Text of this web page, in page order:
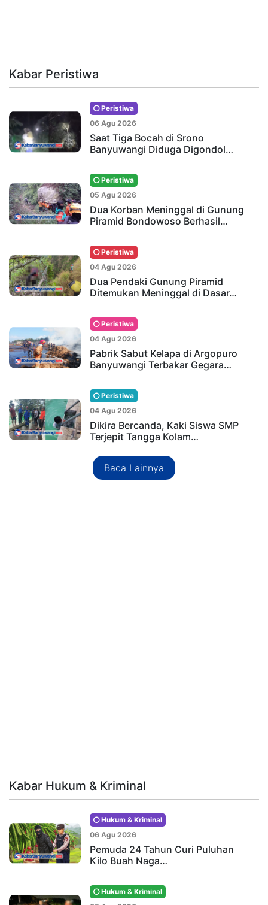
Kabar Peristiwa
Peristiwa
06 Agu 2026
Saat Tiga Bocah di Srono
Banyuwangi Diduga Digondol…
Peristiwa
05 Agu 2026
Dua Korban Meninggal di Gunung
Piramid Bondowoso Berhasil…
Peristiwa
04 Agu 2026
Dua Pendaki Gunung Piramid
Ditemukan Meninggal di Dasar…
Peristiwa
04 Agu 2026
Pabrik Sabut Kelapa di Argopuro
Banyuwangi Terbakar Gegara…
Peristiwa
04 Agu 2026
Dikira Bercanda, Kaki Siswa SMP
Terjepit Tangga Kolam…
Baca Lainnya
Kabar Hukum & Kriminal
Hukum & Kriminal
06 Agu 2026
Pemuda 24 Tahun Curi Puluhan
Kilo Buah Naga…
Hukum & Kriminal